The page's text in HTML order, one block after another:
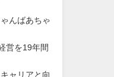
んばあちゃ
営を19年間
ャリアと向